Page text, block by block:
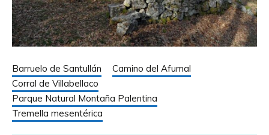
Barruelo de Santullán
Camino del Afumal
Corral de Villabellaco
Parque Natural Montaña Palentina
Tremella mesentérica